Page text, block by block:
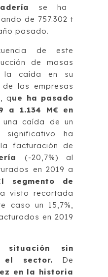
se ha
de 757.302 t
pasado.
de este
de masas
la caída en su
las empresas
que ha pasado
a 1.134 M€ en
una caída de un
significativo ha
facturación de
(-20,7%) al
en 2019 a
segmento de
visto recortada
caso un 15,7%,
en 2019
situación sin
el sector. De
en la historia